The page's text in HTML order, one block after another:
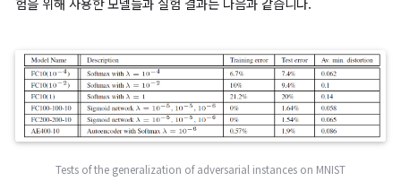
Adversarial examples for AlexNet